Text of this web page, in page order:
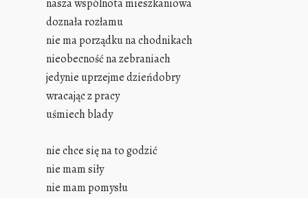
nasza wspólnota mieszkaniowa
doznała rozłamu
nie ma porządku na chodnikach
nieobecność na zebraniach
jedynie uprzejme dzieńdobry
wracając z pracy
uśmiech blady
nie chce się na to godzić
nie mam siły
nie mam pomysłu